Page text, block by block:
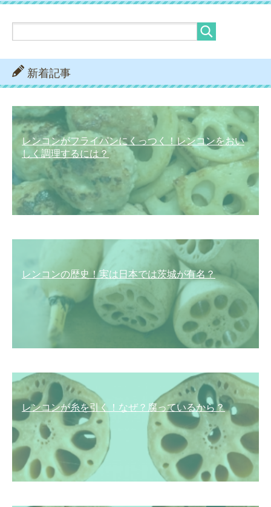
新着記事
レンコンがフライパンにくっつく！レンコンをおい
しく調理するには？
レンコンの歴史！実は日本では茨城が有名？
レンコンが糸を引く！なぜ？腐っているから？